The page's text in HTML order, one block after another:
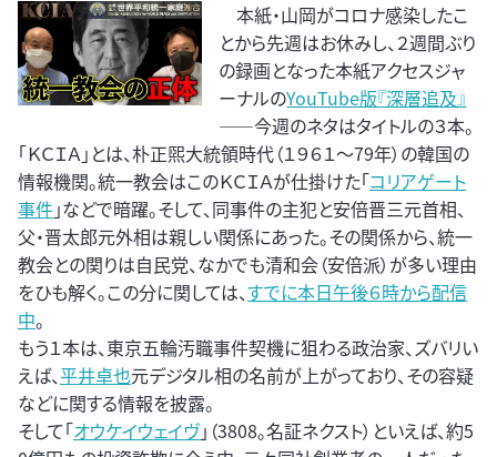
本紙・山岡がコロナ感染したこ
とから先週はお休みし、２週間ぶり
の録画となった本紙アクセスジャ
ーナルのYouTube版『深層追及』
――今週のネタはタイトルの３本。
「ＫＣＩＡ」とは、朴正煕大統領時代（１９６１～79年）の韓国の
情報機関。統一教会はこのＫＣＩＡが仕掛けた「コリアゲート
事件」などで暗躍。そして、同事件の主犯と安倍晋三元首相、
父・晋太郎元外相は親しい関係にあった。その関係から、統一
教会との関りは自民党、なかでも清和会（安倍派）が多い理由
をひも解く。この分に関しては、すでに本日午後６時から配信
中。
もう１本は、東京五輪汚職事件契機に狙わる政治家、ズバリい
えば、平井卓也元デジタル相の名前が上がっており、その容疑
などに関する情報を披露。
そして「オウケイウェイヴ」（3808。名証ネクスト）といえば、約5